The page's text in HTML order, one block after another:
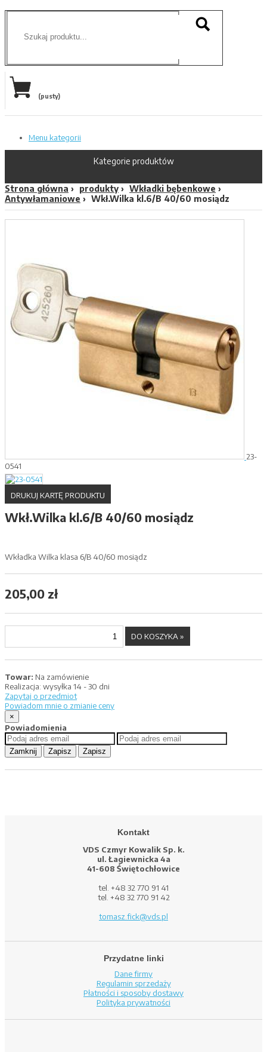
(pusty)
Menu kategorii
Kategorie produktów
Strona główna produkty
Wkładki bębenkowe
Antywłamaniowe
Wkł.Wilka kl.6/B 40/60 mosiądz
23-
0541
DRUKUJ KARTĘ PRODUKTU
Wkł.Wilka kl.6/B 40/60 mosiądz
Wkładka Wilka klasa 6/B 40/60 mosiądz
205,00 zł
Towar: Na zamówienie
Realizacja: wysyłka 14 - 30 dni
Zapytaj o przedmiot
Powiadom mnie o zmianie ceny
×
Powiadomienia
Zamknij Zapisz Zapisz
Kontakt
VDS Czmyr Kowalik Sp. k.
ul. Łagiewnicka 4a
41-608 Świętochłowice
tel. +48 32 770 91 41
tel. +48 32 770 91 42
tomasz.fick@vds.pl
Przydatne linki
Dane firmy
Regulamin sprzedaży
Płatności i sposoby dostawy
Polityka prywatności